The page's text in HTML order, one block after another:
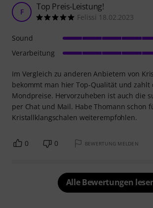
F Top Preis-Leistung!
Felissi 18.02.2023
Im Vergleich zu anderen Anbietern von
bekommt man hier Top-Qualität und zahlt
Mondpreise. Hervorzuheben ist auch die
per Chat und Mail. Habe Thomann schon
Kristallklangschalen weiterempfohlen.
Sound
Verarbeitung
0 0 BEWERTUNG MELDEN
Alle Bewertungen